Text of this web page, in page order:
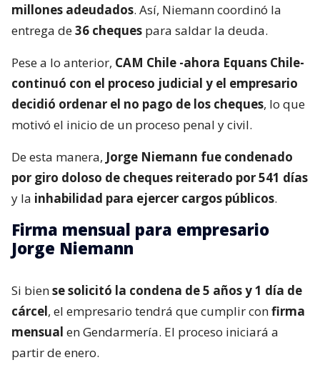
millones adeudados. Así, Niemann coordinó la
entrega de36 cheques para saldar la deuda.
Pese a lo anterior, CAM Chile -ahora Equans Chile-
continuó con el proceso judicial y el empresario
decidió ordenar el no pago de los cheques, lo que
motivó el inicio de un proceso penal y civil.
De esta manera, Jorge Niemann fue condenado
por giro doloso de cheques reiterado por 541 días
y la inhabilidad para ejercer cargos públicos.
Firma mensual para empresario
Jorge Niemann
Si biense solicitó la condena de 5 años y 1 día de
cárcel, el empresario tendrá que cumplir confirma
mensual en Gendarmería. El proceso iniciará a
partir de enero.